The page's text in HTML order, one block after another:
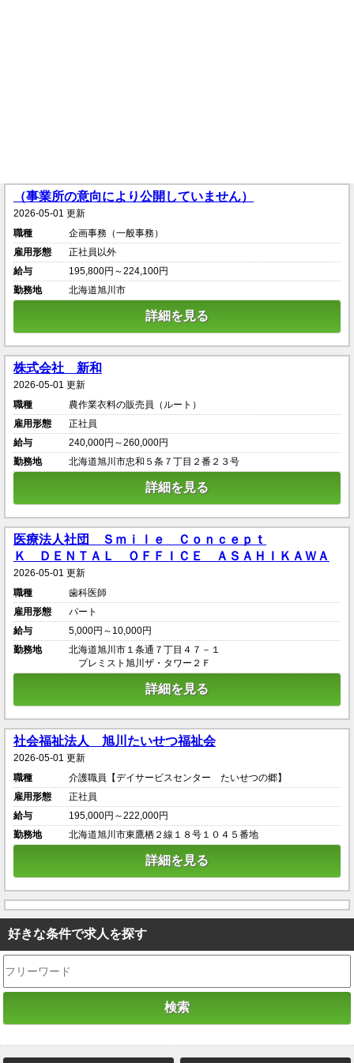
（事業所の意向により公開していません）
2026-05-01 更新
職種
企画事務（一般事務）
雇用形態
正社員以外
給与
195,800円～224,100円
勤務地
北海道旭川市
詳細を見る
株式会社 新和
2026-05-01 更新
職種
農作業衣料の販売員（ルート）
雇用形態
正社員
給与
240,000円～260,000円
勤務地
北海道旭川市忠和５条７丁目２番２３号
詳細を見る
医療法人社団 Ｓｍｉｌｅ Ｃｏｎｃｅｐｔ
Ｋ ＤＥＮＴＡＬ ＯＦＦＩＣＥ ＡＳＡＨＩＫＡＷＡ
2026-05-01 更新
職種
歯科医師
雇用形態
パート
給与
5,000円～10,000円
勤務地
北海道旭川市１条通７丁目４７－１
プレミスト旭川ザ・タワー２Ｆ
詳細を見る
社会福祉法人 旭川たいせつ福祉会
2026-05-01 更新
職種
介護職員【デイサービスセンター たいせつの郷】
雇用形態
正社員
給与
195,000円～222,000円
勤務地
北海道旭川市東鷹栖２線１８号１０４５番地
詳細を見る
好きな条件で求人を探す